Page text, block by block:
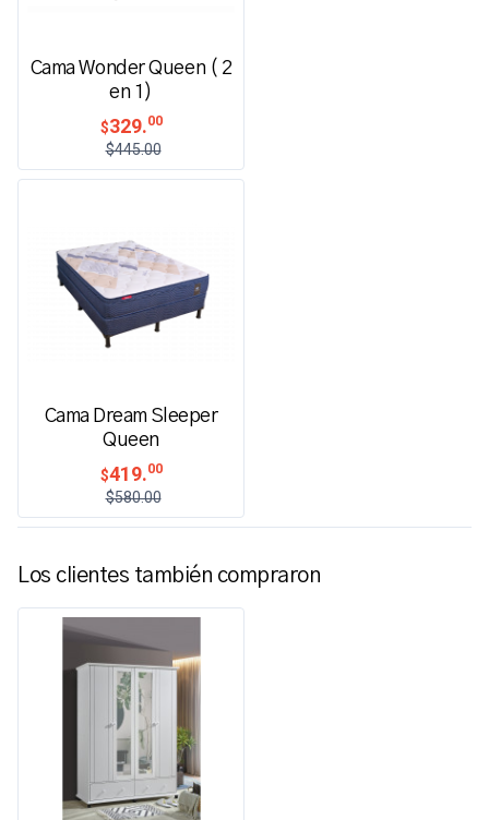
Cama Wonder Queen ( 2
en 1)
$329.00
$445.00
Cama Dream Sleeper
Queen
$419.00
$580.00
Los clientes también compraron